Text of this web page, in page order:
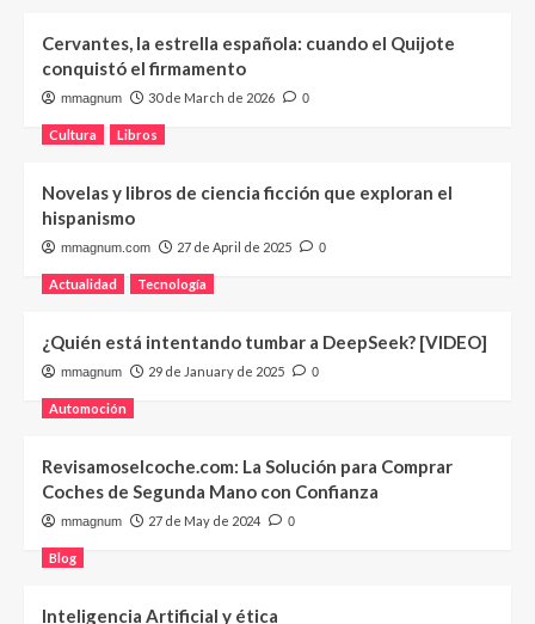
Cervantes, la estrella española: cuando el Quijote
conquistó el firmamento
mmagnum 30 de March de 2026 0
Cultura Libros
Novelas y libros de ciencia ficción que exploran el
hispanismo
mmagnum.com 27 de April de 2025 0
Actualidad Tecnología
¿Quién está intentando tumbar a DeepSeek? [VIDEO]
mmagnum 29 de January de 2025 0
Automoción
Revisamoselcoche.com: La Solución para Comprar
Coches de Segunda Mano con Confianza
mmagnum 27 de May de 2024 0
Blog
Inteligencia Artificial y ética